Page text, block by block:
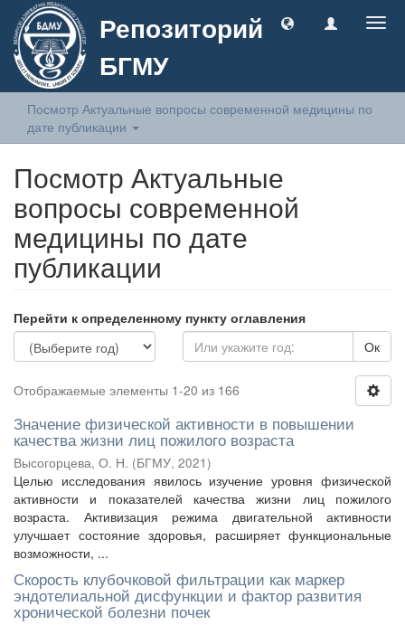
Репозиторий
БГМУ
Посмотр Актуальные вопросы современной медицины по
дате публикации
Посмотр Актуальные
вопросы современной
медицины по дате
публикации
Перейти к определенному пункту оглавления
Ок
Отображаемые элементы 1-20 из 166
Значение физической активности в повышении
качества жизни лиц пожилого возраста
Высогорцева, О. Н. (БГМУ, 2021)
Целью исследования явилось изучение уровня физической
активности и показателей качества жизни лиц пожилого
возраста. Активизация режима двигательной активности
улучшает состояние здоровья, расширяет функциональные
возможности, ...
Скорость клубочковой фильтрации как маркер
эндотелиальной дисфункции и фактор развития
хронической болезни почек